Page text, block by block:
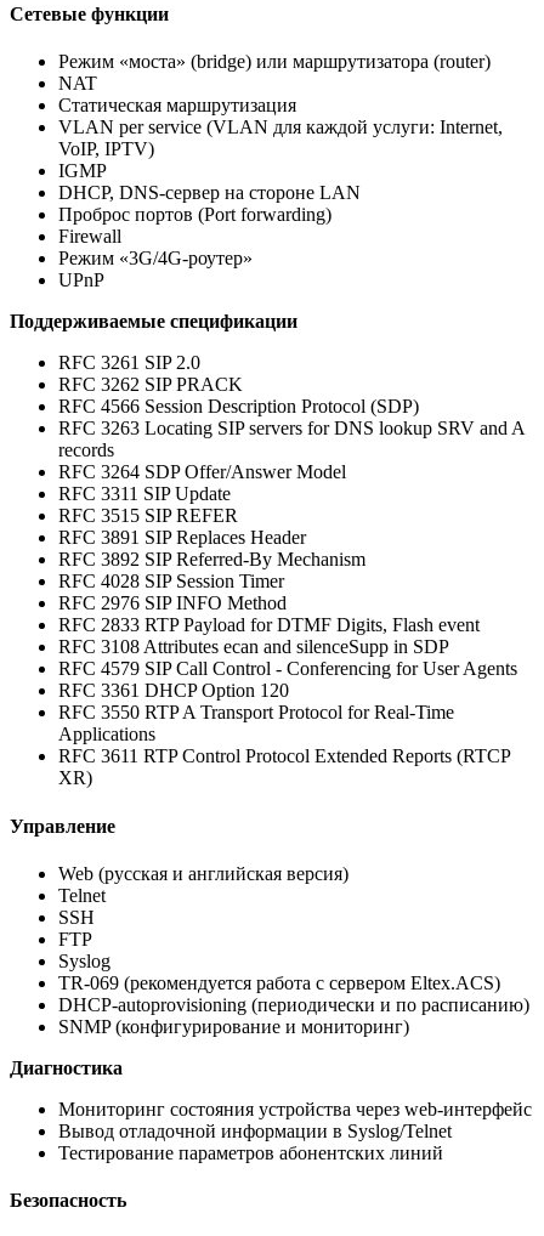
Сетевые функции
Режим «моста» (bridge) или маршрутизатора (router)
NAT
Статическая маршрутизация
VLAN per service (VLAN для каждой услуги: Internet,
VoIP, IPTV)
IGMP
DHCP, DNS-сервер на стороне LAN
Проброс портов (Port forwarding)
Firewall
Режим «3G/4G-роутер»
UPnP
Поддерживаемые спецификации
RFC 3261 SIP 2.0
RFC 3262 SIP PRACK
RFC 4566 Session Description Protocol (SDP)
RFC 3263 Locating SIP servers for DNS lookup SRV and A
records
RFC 3264 SDP Offer/Answer Model
RFC 3311 SIP Update
RFC 3515 SIP REFER
RFC 3891 SIP Replaces Header
RFC 3892 SIP Referred-By Mechanism
RFC 4028 SIP Session Timer
RFC 2976 SIP INFO Method
RFC 2833 RTP Payload for DTMF Digits, Flash event
RFC 3108 Attributes ecan and silenceSupp in SDP
RFC 4579 SIP Call Control - Conferencing for User Agents
RFC 3361 DHCP Option 120
RFC 3550 RTP A Transport Protocol for Real-Time
Applications
RFC 3611 RTP Control Protocol Extended Reports (RTCP
XR)
Управление
Web (русская и английская версия)
Telnet
SSH
FTP
Syslog
TR-069 (рекомендуется работа с сервером Eltex.ACS)
DHCP-autoprovisioning (периодически и по расписанию)
SNMP (конфигурирование и мониторинг)
Диагностика
Мониторинг состояния устройства через web-интерфейс
Вывод отладочной информации в Syslog/Telnet
Тестирование параметров абонентских линий
Безопасность